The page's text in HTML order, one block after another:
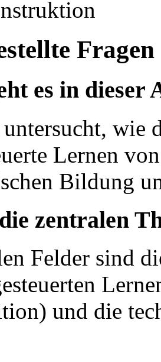
Fragen
es in dieser
wie
Lernen
Bildung
zentralen
Felder sind
und die